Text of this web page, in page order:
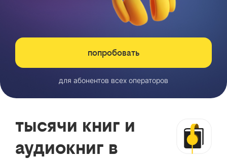
попробовать
для абонентов всех операторов
тысячи книг и
аудиокниг в